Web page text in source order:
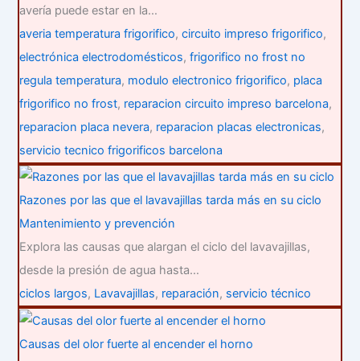
avería puede estar en la…
averia temperatura frigorifico,circuito impreso frigorifico,
electrónica electrodomésticos,frigorifico no frost no
regula temperatura, modulo electronico frigorifico, placa
frigorifico no frost, reparacion circuito impreso barcelona,
reparacion placa nevera, reparacion placas electronicas,
servicio tecnico frigorificos barcelona
Razones por las que el lavavajillas tarda más en su ciclo
Mantenimiento y prevención
Explora las causas que alargan el ciclo del lavavajillas,
desde la presión de agua hasta…
ciclos largos, Lavavajillas, reparación, servicio técnico
Causas del olor fuerte al encender el horno